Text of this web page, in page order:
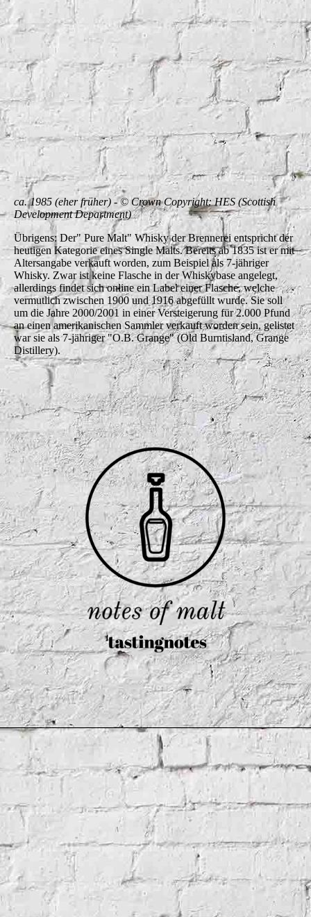
ca. 1985 (eher früher) - © Crown Copyright: HES (Scottish
Development Department)
Übrigens: Der" Pure Malt" Whisky der Brennerei entspricht der
heutigen Kategorie eines Single Malts. Bereits ab 1835 ist er mit
Altersangabe verkauft worden, zum Beispiel als 7-jähriger
Whisky. Zwar ist keine Flasche in der Whiskybase angelegt,
allerdings findet sich online ein Label einer Flasche, welche
vermutlich zwischen 1900 und 1916 abgefüllt wurde. Sie soll
um die Jahre 2000/2001 in einer Versteigerung für 2.000 Pfund
an einen amerikanischen Sammler verkauft worden sein, gelistet
war sie als 7-jähriger "O.B. Grange" (Old Burntisland, Grange
Distillery).